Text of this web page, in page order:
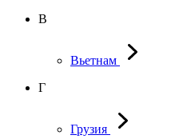
В
Вьетнам
Г
Грузия